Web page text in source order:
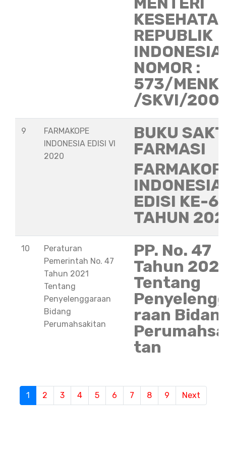
REPUBLIK
INDONESIA
NOMOR :
573/
/SKVI/
9
FARMAKOPE
INDONESIA EDISI VI
2020
BUKU
FARMASI
INDONESIA
EDISI KE-6
TAHUN
10
Peraturan
Pemerintah No. 47
Tahun 2021
Tentang
Penyelenggaraan
Bidang
Perumahsakitan
PP. No. 47
Tahun
Tentang
raan
tan
1 (current)
2 3 4 5 6 7 8 9 Next
S
e